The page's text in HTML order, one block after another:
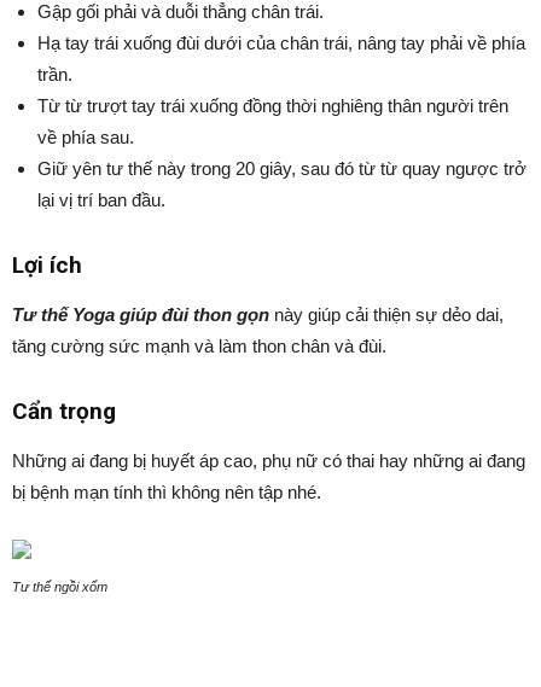
Gập gối phải và duỗi thẳng chân trái.
Hạ tay trái xuống đùi dưới của chân trái, nâng tay phải về phía
trần.
Từ từ trượt tay trái xuống đồng thời nghiêng thân người trên
về phía sau.
Giữ yên tư thế này trong 20 giây, sau đó từ từ quay ngược trở
lại vị trí ban đầu.
Lợi ích
Tư thế Yoga giúp đùi thon gọn này giúp cải thiện sự dẻo dai,
tăng cường sức mạnh và làm thon chân và đùi.
Cẩn trọng
Những ai đang bị huyết áp cao, phụ nữ có thai hay những ai đang
bị bệnh mạn tính thì không nên tập nhé.
Tư thế ngồi xổm